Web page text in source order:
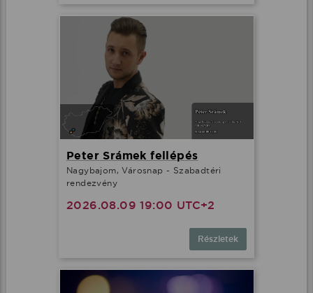
Peter Srámek fellépés
Nagybajom, Városnap - Szabadtéri
rendezvény
2026.08.09 19:00 UTC+2
Részletek